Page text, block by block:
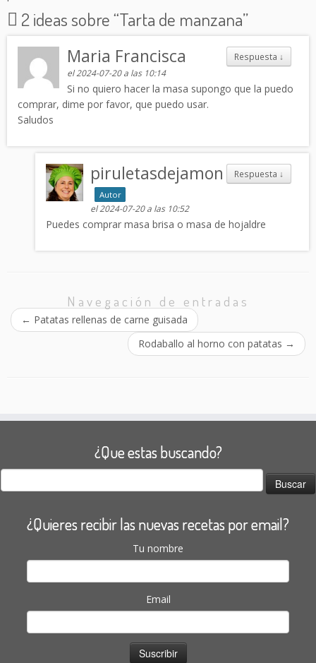
2 ideas sobre “Tarta de manzana”
Respuesta ↓
Maria Francisca
el 2024-07-20 a las 10:14
Si no quiero hacer la masa supongo que la puedo
comprar, dime por favor, que puedo usar.
Saludos
Respuesta ↓
piruletasdejamon
Autor
el 2024-07-20 a las 10:52
Puedes comprar masa brisa o masa de hojaldre
Navegación de entradas
← Patatas rellenas de carne guisada
Rodaballo al horno con patatas →
¿Que estas buscando?
Buscar:
¿Quieres recibir las nuevas recetas por email?
Tu nombre
Email